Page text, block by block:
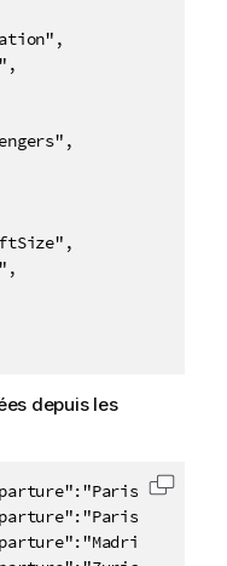
depuis les
Copier